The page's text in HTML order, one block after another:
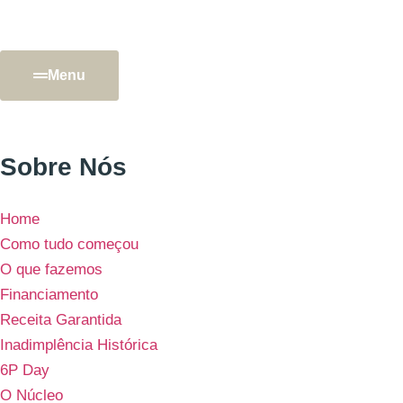
Menu
Sobre Nós
Home
Como tudo começou
O que fazemos
Financiamento
Receita Garantida
Inadimplência Histórica
6P Day
O Núcleo